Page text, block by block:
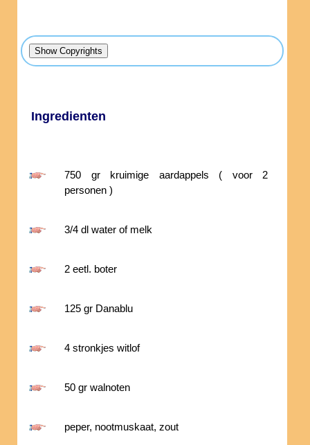
Ingredienten
750 gr kruimige aardappels ( voor 2
personen )
3/4 dl water of melk
2 eetl. boter
125 gr Danablu
4 stronkjes witlof
50 gr walnoten
peper, nootmuskaat, zout